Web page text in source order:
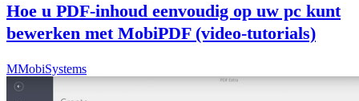
Hoe u PDF-inhoud eenvoudig op uw pc kunt
bewerken met MobiPDF (video-tutorials)
MMobiSystems